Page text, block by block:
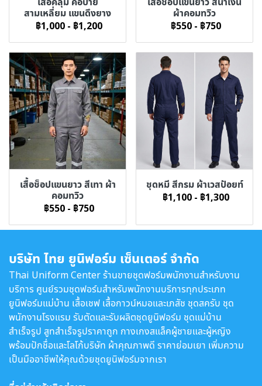
สามเหลี่ยม แขนดึงยาง
฿1,000 - ฿1,200
ผ้าคอมทวิว
฿550 - ฿750
เสื้อช็อปแขนยาว สีเทา ผ้า
คอมทวิว
฿550 - ฿750
ชุดหมี สีกรม ผ้าเวสป้อยท์
฿1,100 - ฿1,300
บริษัท ไทย ยูนิฟอร์ม เซ็นเตอร์ จำกัด
Thai Uniform Center ร้านขายชุดฟอร์มพนักงานสำหรับงาน
บริการ ศูนย์รวมชุดฟอร์มสำหรับพนักงานบริการทุกประเภท
ยูนิฟอร์มแม่บ้าน เสื้อเชฟ เสื้อกาวน์หมอและเภสัช ชุดสครับ ชุด
พนักงานโรงแรม รับตัดและรับผลิตชุดยูนิฟอร์ม ชุดแม่บ้าน
สำเร็จรูป สูทสำเร็จรูปราคาถูก กางเกงสแล็คผู้ชายและผู้หญิง
พร้อมปักชื่อและโลโก้บริษัท ผ้าคุณภาพดี ราคาย่อมเยา เพิ่มความ
เป็นมืออาชีพให้คุณด้วยชุดยูนิฟอร์มจากเรา